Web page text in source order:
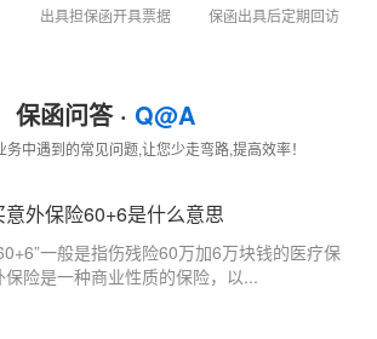
出具担保函开具票据 保函出具后定期回访
保函问答 · Q@A
中遇到的常见问题,让您少走弯路,提高效率！
意外保险60+6是什么意思
一般是指伤残险60万加6万块钱的医疗保
险是一种商业性质的保险，以...